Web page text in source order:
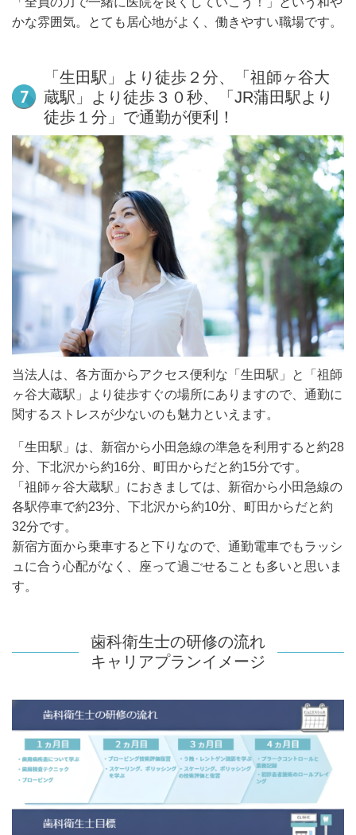
かな雰囲気。とても居心地がよく、働きやすい職場です。
「生田駅」より徒歩２分、「祖師ヶ谷大
蔵駅」より徒歩３０秒、「JR蒲田駅より
徒歩１分」で通勤が便利！
当法人は、各方面からアクセス便利な「生田駅」と「祖師
ヶ谷大蔵駅」より徒歩すぐの場所にありますので、通勤に
関するストレスが少ないのも魅力といえます。
「生田駅」は、新宿から小田急線の準急を利用すると約28
分、下北沢から約16分、
町田からだと約15分です。
「祖師ヶ谷大蔵駅」におきましては、新宿から小田急線の
各駅停車で約23分、下北沢から約10分、町田からだと約
32分です。
新宿方面から乗車すると下りなので、通勤電車でもラッシ
ュに合う心配がなく、座って過ごせることも多いと思いま
す。
歯科衛生士の研修の流れ
キャリアプランイメージ